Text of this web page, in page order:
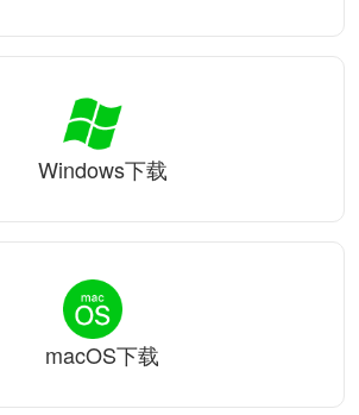
Windows下载
macOS下载